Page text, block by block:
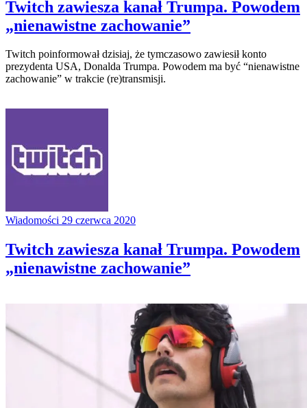
Twitch zawiesza kanał Trumpa. Powodem
„nienawistne zachowanie”
Twitch poinformował dzisiaj, że tymczasowo zawiesił konto
prezydenta USA, Donalda Trumpa. Powodem ma być “nienawistne
zachowanie” w trakcie (re)transmisji.
Wiadomości 29 czerwca 2020
Twitch zawiesza kanał Trumpa. Powodem
„nienawistne zachowanie”